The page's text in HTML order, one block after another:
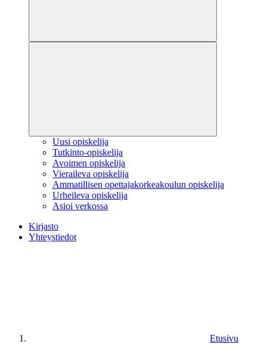
Uusi opiskelija
Tutkinto-opiskelija
Avoimen opiskelija
Vieraileva opiskelija
Ammatillisen opettajakorkeakoulun opiskelija
Urheileva opiskelija
Asioi verkossa
Kirjasto
Yhteystiedot
Etusivu